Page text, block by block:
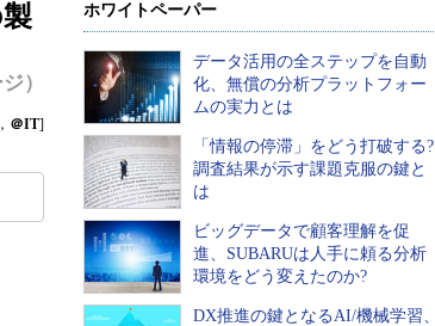
Java Agile
Database Expert
Master of IP Network
Security & Trust
Test & Tools
）
， ＠IT]
ホワイトペーパー
データ活用の全ステップを自動
化、無償の分析プラットフォー
ムの実力とは
「情報の停滞」をどう打破する?
調査結果が示す課題克服の鍵と
は
ビッグデータで顧客理解を促
進、SUBARUは人手に頼る分析
環境をどう変えたのか?
DX推進の鍵となるAI/機械学習、